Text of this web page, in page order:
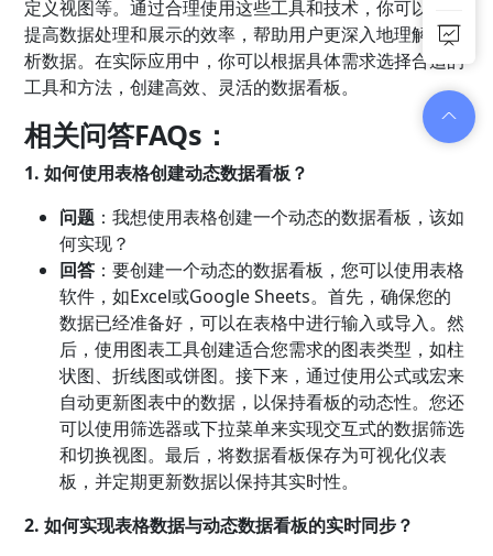
定义视图等。通过合理使用这些工具和技术，你可以显著
提高数据处理和展示的效率，帮助用户更深入地理解和分
析数据。在实际应用中，你可以根据具体需求选择合适的
工具和方法，创建高效、灵活的数据看板。
相关问答FAQs：
1. 如何使用表格创建动态数据看板？
问题 ：我想使用表格创建一个动态的数据看板，该如
何实现？
回答 ：要创建一个动态的数据看板，您可以使用表格
软件，如Excel或Google Sheets。首先，确保您的
数据已经准备好，可以在表格中进行输入或导入。然
后，使用图表工具创建适合您需求的图表类型，如柱
状图、折线图或饼图。接下来，通过使用公式或宏来
自动更新图表中的数据，以保持看板的动态性。您还
可以使用筛选器或下拉菜单来实现交互式的数据筛选
和切换视图。最后，将数据看板保存为可视化仪表
板，并定期更新数据以保持其实时性。
2. 如何实现表格数据与动态数据看板的实时同步？